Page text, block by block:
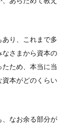
あり、これまで多
さまから資本の
ため、本当に当
本がどのくらい
、なお余る部分が